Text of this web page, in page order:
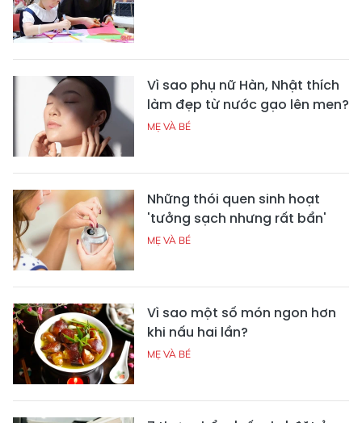
Vì sao phụ nữ Hàn, Nhật thích
làm đẹp từ nước gạo lên men?
MẸ VÀ BÉ
Những thói quen sinh hoạt
'tưởng sạch nhưng rất bẩn'
MẸ VÀ BÉ
Vì sao một số món ngon hơn
khi nấu hai lần?
MẸ VÀ BÉ